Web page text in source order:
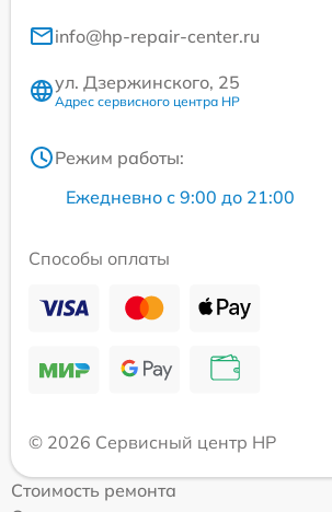
info@hp-repair-center.ru
ул. Дзержинского, 25
Адрес сервисного центра HP
Режим работы:
Ежедневно с 9:00 до 21:00
Способы оплаты
© 2026 Сервисный центр HP
Стоимость ремонта